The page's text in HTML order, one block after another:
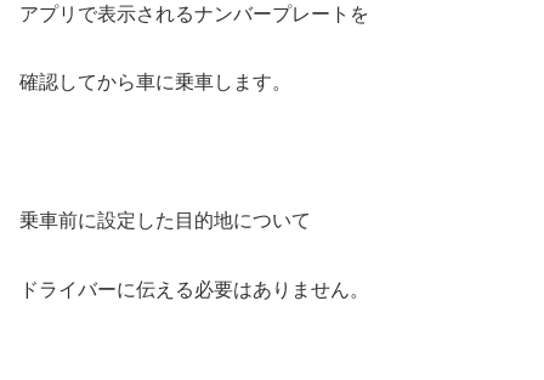
アプリで表示されるナンバープレートを
確認してから車に乗車します。
乗車前に設定した目的地について
ドライバーに伝える必要はありません。